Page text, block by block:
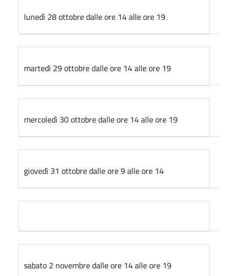
lunedì 28 ottobre dalle ore 14 alle ore 19
martedì 29 ottobre dalle ore 14 alle ore 19
mercoledì 30 ottobre dalle ore 14 alle ore 19
giovedì 31 ottobre dalle ore 9 alle ore 14
sabato 2 novembre dalle ore 14 alle ore 19